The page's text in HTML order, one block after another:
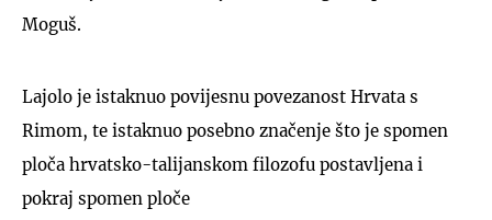
Moguš.
Lajolo je istaknuo povijesnu povezanost Hrvata s
Rimom, te istaknuo posebno značenje što je spomen
ploča hrvatsko-talijanskom filozofu postavljena i
pokraj spomen ploče